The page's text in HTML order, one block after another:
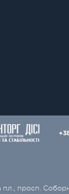
просп.